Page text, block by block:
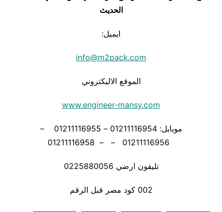
الحديث
ايميل:
info@m2pack.com
الموقع الاليكتروني
www.engineer-mansy.com
موبايل: 01211116954 – 01211116955 –
تليفون ارضي 0225880056
002 كود مصر قبل الرقم